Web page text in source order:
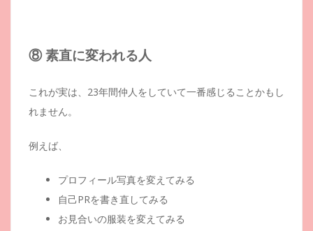
⑧ 素直に変われる人
これが実は、23年間仲人をしていて一番感じることかもし
れません。
例えば、
プロフィール写真を変えてみる
自己PRを書き直してみる
お見合いの服装を変えてみる